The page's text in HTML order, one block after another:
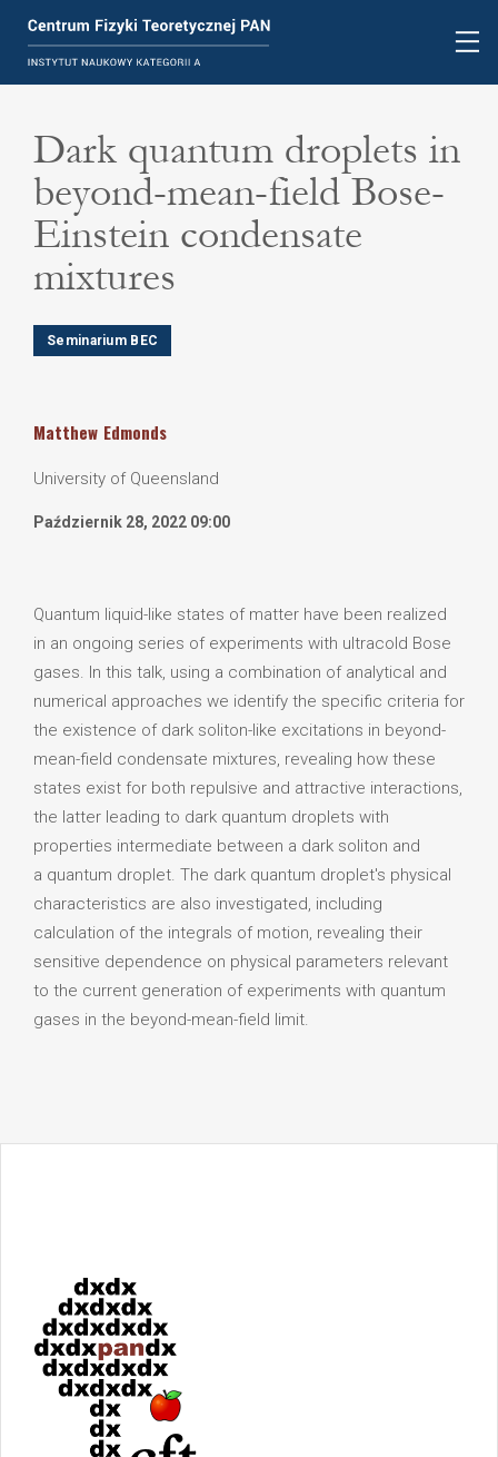
Dark quantum droplets in
beyond-mean-field Bose-
Einstein condensate
mixtures
Seminarium BEC
Matthew Edmonds
University of Queensland
Październik 28, 2022 09:00
Quantum liquid-like states of matter have been realized
in an ongoing series of experiments with ultracold Bose
gases. In this talk, using a combination of analytical and
numerical approaches we identify the specific criteria for
the existence of dark soliton-like excitations in beyond-
mean-field condensate mixtures, revealing how these
states exist for both repulsive and attractive interactions,
the latter leading to dark quantum droplets with
properties intermediate between a dark soliton and
a quantum droplet. The dark quantum droplet's physical
characteristics are also investigated, including
calculation of the integrals of motion, revealing their
sensitive dependence on physical parameters relevant
to the current generation of experiments with quantum
gases in the beyond-mean-field limit.‍